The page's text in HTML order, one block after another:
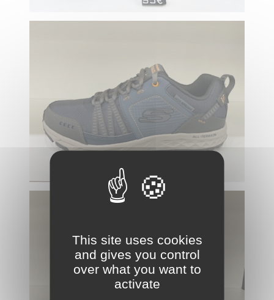
This site uses cookies
and gives you control
over what you want to
activate